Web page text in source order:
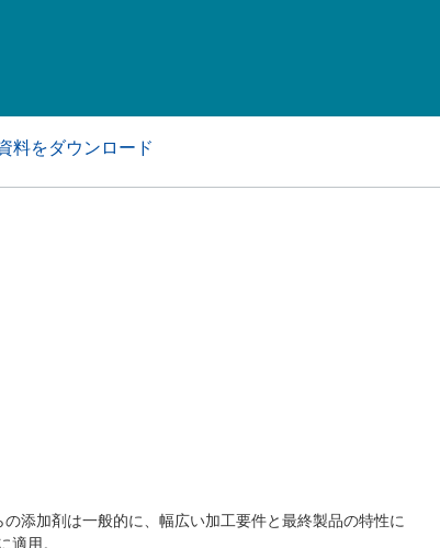
料をダウンロード
添加剤は一般的に、幅広い加工要件と最終製品の特性に
用。